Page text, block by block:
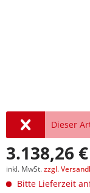
Dieser
3.138,26
inkl. MwSt.zzgl.
Bitte Lieferzeit